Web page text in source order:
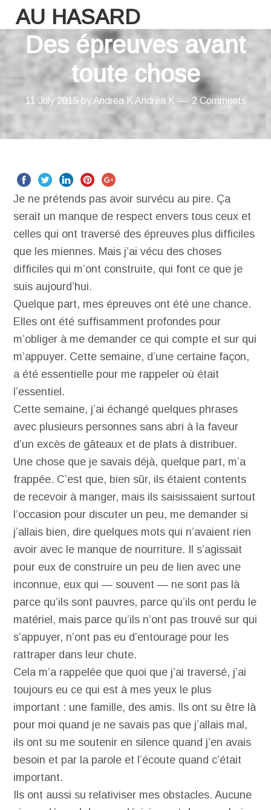
AU HASARD
Des épreuves avant
toute chose
11 July 2015 byAndrea K Andrea K 2 Comments
Je ne prétends pas avoir survécu au pire. Ça
serait un manque de respect envers tous ceux et
celles qui ont traversé des épreuves plus difficiles
que les miennes. Mais j’ai vécu des choses
difficiles qui m’ont construite, qui font ce que je
suis aujourd’hui.
Quelque part, mes épreuves ont été une chance.
Elles ont été suffisamment profondes pour
m’obliger à me demander ce qui compte et sur qui
m’appuyer. Cette semaine, d’une certaine façon,
a été essentielle pour me rappeler où était
l’essentiel.
Cette semaine, j’ai échangé quelques phrases
avec plusieurs personnes sans abri à la faveur
d’un excès de gâteaux et de plats à distribuer.
Une chose que je savais déjà, quelque part, m’a
frappée. C’est que, bien sûr, ils étaient contents
de recevoir à manger, mais ils saisissaient surtout
l’occasion pour discuter un peu, me demander si
j’allais bien, dire quelques mots qui n’avaient rien
avoir avec le manque de nourriture. Il s’agissait
pour eux de construire un peu de lien avec une
inconnue, eux qui — souvent — ne sont pas là
parce qu’ils sont pauvres, parce qu’ils ont perdu le
matériel, mais parce qu’ils n’ont pas trouvé sur qui
s’appuyer, n’ont pas eu d’entourage pour les
rattraper dans leur chute.
Cela m’a rappelée que quoi que j’ai traversé, j’ai
toujours eu ce qui est à mes yeux le plus
important : une famille, des amis. Ils ont su être là
pour moi quand je ne savais pas que j’allais mal,
ils ont su me soutenir en silence quand j’en avais
besoin et par la parole et l’écoute quand c’était
important.
Ils ont aussi su relativiser mes obstacles. Aucune